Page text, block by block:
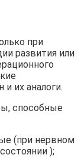
при
развития или
их аналоги.
способные
(при нервном
);